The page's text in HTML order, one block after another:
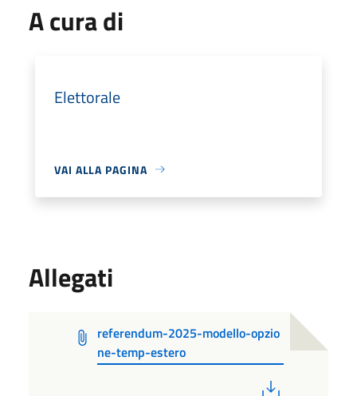
A cura di
Elettorale
VAI ALLA PAGINA
Allegati
referendum-2025-modello-opzio
ne-temp-estero